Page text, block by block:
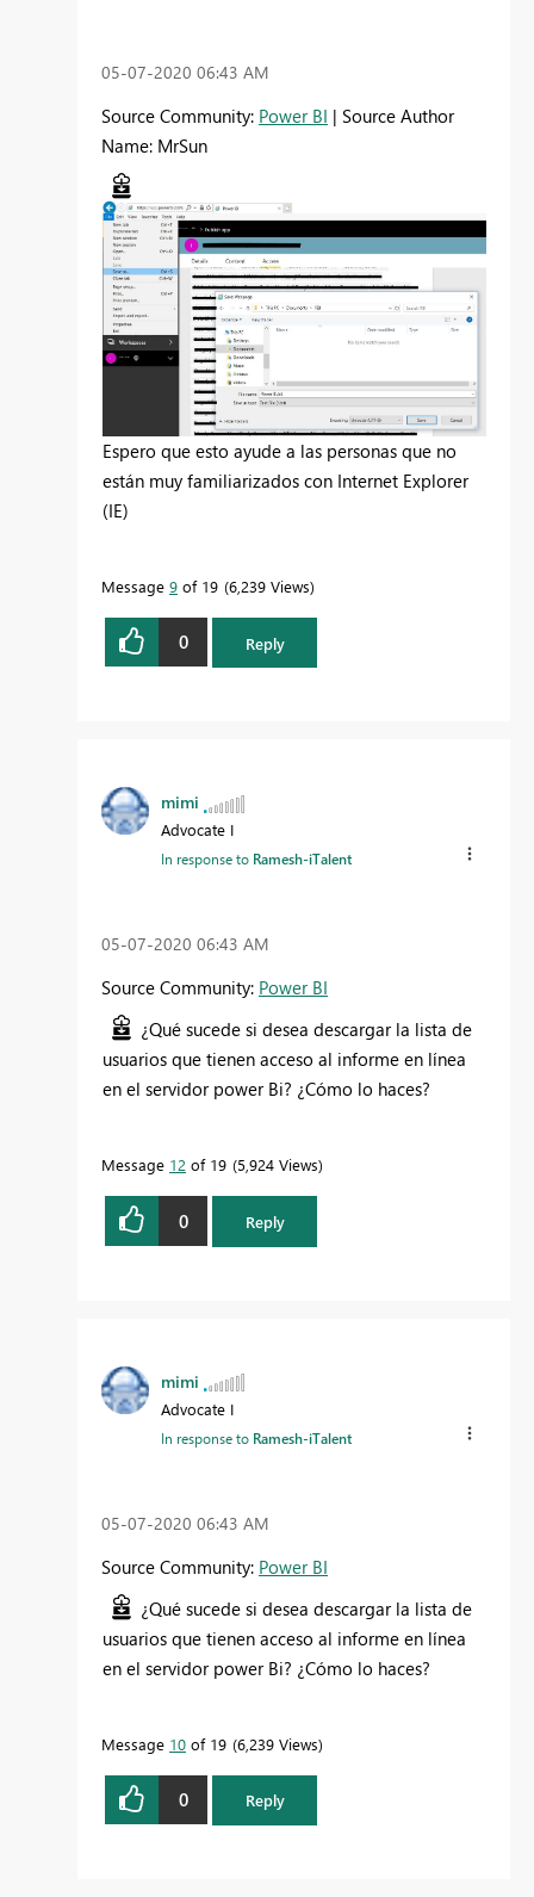
‎05-07-2020 06:43 AM
Source Community: Power BI | Source Author
Name: MrSun
Espero que esto ayude a las personas que no
están muy familiarizados con Internet Explorer
(IE)
Message 9 of 19 6,239 Views
0 Reply
mimi
Advocate I
In response to Ramesh-iTalent
‎05-07-2020 06:43 AM
Source Community: Power BI
¿Qué sucede si desea descargar la lista de
usuarios que tienen acceso al informe en línea
en el servidor power Bi? ¿Cómo lo haces?
Message 12 of 19 5,924 Views
0 Reply
mimi
Advocate I
In response to Ramesh-iTalent
‎05-07-2020 06:43 AM
Source Community: Power BI
¿Qué sucede si desea descargar la lista de
usuarios que tienen acceso al informe en línea
en el servidor power Bi? ¿Cómo lo haces?
Message 10 of 19 6,239 Views
0 Reply